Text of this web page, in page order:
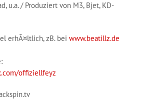
u.a. / Produziert von M3, Bjet, KD-
erhÃ¤ltlich, zB. bei www.beatillz.de
offiziellfeyz